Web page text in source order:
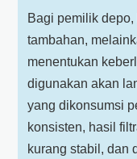
Bagi pemilik
tambahan,
menentukan
digunakan akan
yang dikonsumsi
konsisten, hasil
kurang stabil, dan